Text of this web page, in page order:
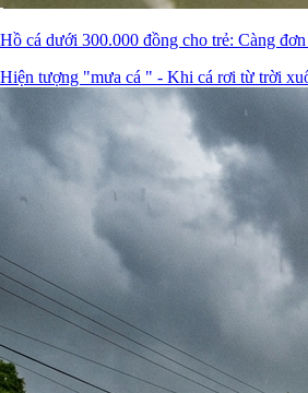
Hồ cá dưới 300.000 đồng cho trẻ: Càng
Hiện tượng "mưa cá " - Khi cá rơi từ trời